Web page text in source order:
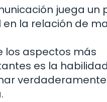
juega un
en la relación de
los aspectos más
es la